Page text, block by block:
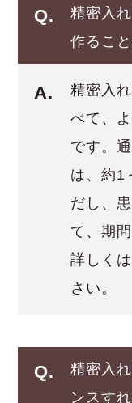
Q.
精密入
作るこ
A.
精密入
べて、
です。
は、約1
だし、
て、期
詳しく
さい。
Q.
精密入
ンスす